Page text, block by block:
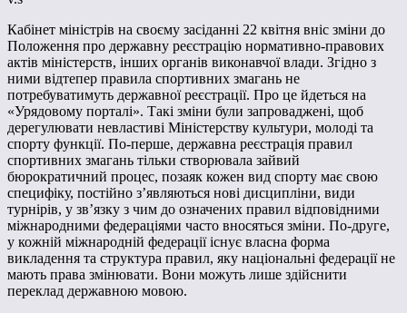
Кабінет міністрів на своєму засіданні 22 квітня вніс зміни до
Положення про державну реєстрацію нормативно-правових
актів міністерств, інших органів виконавчої влади. Згідно з
ними відтепер правила спортивних змагань не
потребуватимуть державної реєстрації. Про це йдеться на
«Урядовому порталі». Такі зміни були запроваджені, щоб
дерегулювати невластиві Міністерству культури, молоді та
спорту функції. По-перше, державна реєстрація правил
спортивних змагань тільки створювала зайвий
бюрократичний процес, позаяк кожен вид спорту має свою
специфіку, постійно з’являються нові дисципліни, види
турнірів, у зв’язку з чим до означених правил відповідними
міжнародними федераціями часто вносяться зміни. По-друге,
у кожній міжнародній федерації існує власна форма
викладення та структура правил, яку національні федерації не
мають права змінювати. Вони можуть лише здійснити
переклад державною мовою.